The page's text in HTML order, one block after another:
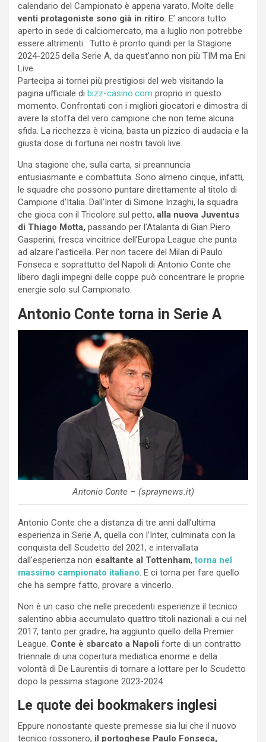
calendario del Campionato è appena varato. Molte delle
venti protagoniste sono già in ritiro. E’ ancora tutto
aperto in sede di calciomercato, ma a luglio non potrebbe
essere altrimenti. Tutto è pronto quindi per la Stagione
2024-2025 della Serie A, da quest’anno non più TIM ma Eni
Live.
Partecipa ai tornei più prestigiosi del web visitando la
pagina ufficiale di bizz-casino.com proprio in questo
momento. Confrontati con i migliori giocatori e dimostra di
avere la stoffa del vero campione che non teme alcuna
sfida. La ricchezza è vicina, basta un pizzico di audacia e la
giusta dose di fortuna nei nostri tavoli live.
Una stagione che, sulla carta, si preannuncia
entusiasmante e combattuta. Sono almeno cinque, infatti,
le squadre che possono puntare direttamente al titolo di
Campione d’Italia. Dall’Inter di Simone Inzaghi, la squadra
che gioca con il Tricolore sul petto, alla nuova Juventus
di Thiago Motta, passando per l’Atalanta di Gian Piero
Gasperini, fresca vincitrice dell’Europa League che punta
ad alzare l’asticella. Per non tacere del Milan di Paulo
Fonseca e soprattutto del Napoli di Antonio Conte che
libero dagli impegni delle coppe può concentrare le proprie
energie solo sul Campionato.
Antonio Conte torna in Serie A
Antonio Conte – (spraynews.it)
Antonio Conte che a distanza di tre anni dall’ultima
esperienza in Serie A, quella con l’Inter, culminata con la
conquista dell Scudetto del 2021, e intervallata
dall’esperienza non esaltante al Tottenham,torna nel
massimo campionato italiano. E ci torna per fare quello
che ha sempre fatto, provare a vincerlo.
Non è un caso che nelle precedenti esperienze il tecnico
salentino abbia accumulato quattro titoli nazionali a cui nel
2017, tanto per gradire, ha aggiunto quello della Premier
League. Conte è sbarcato a Napoli forte di un contratto
triennale di una copertura mediatica enorme e della
volontà di De Laurentiis di tornare a lottare per lo Scudetto
dopo la pessima stagione 2023-2024
Le quote dei bookmakers inglesi
Eppure nonostante queste premesse sia lui che il nuovo
tecnico rossonero, il portoghese Paulo Fonseca,